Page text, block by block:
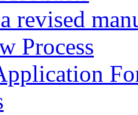
revised
Process